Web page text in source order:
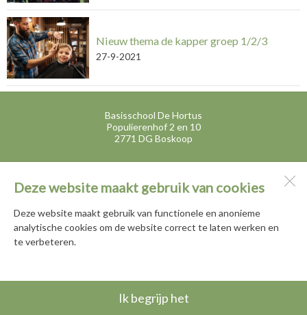
Deze website maakt gebruik van cookies
Deze website maakt gebruik van functionele en anonieme
analytische cookies om de website correct te laten werken en
te verbeteren.
Ik begrijp het
Nieuw thema de kapper groep 1/2/3
27-9-2021
Basisschool De Hortus
Populierenhof 2 en 10
2771 DG Boskoop
Open desktopversie